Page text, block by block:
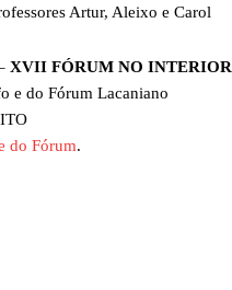
Artur, Aleixo e Carol
XVII FÓRUM NO INTERIOR
e do Fórum Lacaniano
do Fórum.